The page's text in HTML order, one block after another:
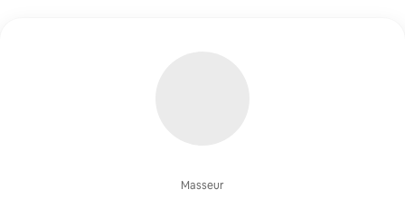
Masseur